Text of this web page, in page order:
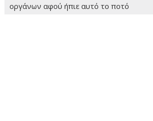
οργάνων αφού ήπιε αυτό το ποτό